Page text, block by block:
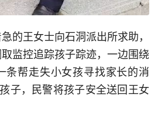
的王女士向石洞派出所求助，
监控追踪孩子踪迹，一边围绕
条帮走失小女孩寻找家长的消
子，民警将孩子安全送回王女